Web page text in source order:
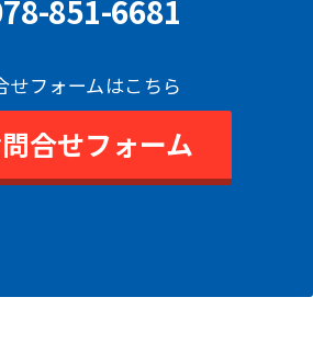
851-6681
せフォームはこちら
合せフォーム